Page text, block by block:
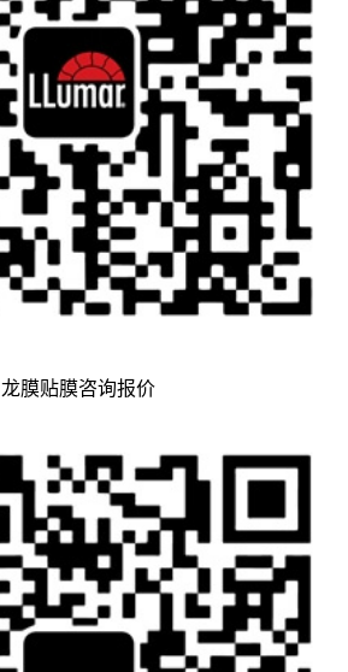
龙膜贴膜咨询报价